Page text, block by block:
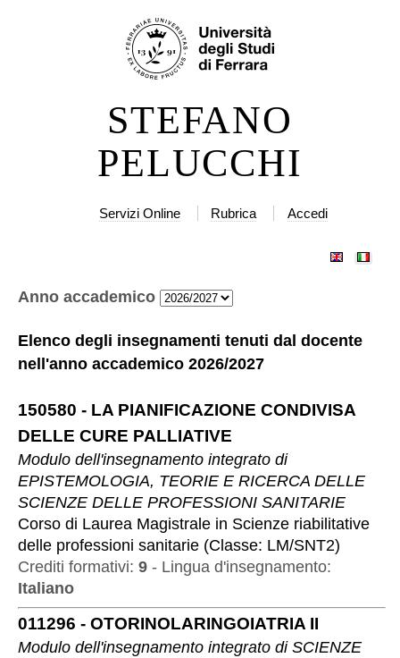
navigazione
STEFANO
PELUCCHI
Servizi Online Rubrica Accedi
Anno accademico
Elenco degli insegnamenti tenuti dal docente
nell'anno accademico 2026/2027
150580 - LA PIANIFICAZIONE CONDIVISA
DELLE CURE PALLIATIVE
Modulo dell'insegnamento integrato di
EPISTEMOLOGIA, TEORIE E RICERCA DELLE
SCIENZE DELLE PROFESSIONI SANITARIE
Corso di Laurea Magistralein Scienze riabilitative
delle professioni sanitarie(Classe: LM/SNT2)
Crediti formativi: 9- Lingua d'insegnamento:
Italiano
011296 - OTORINOLARINGOIATRIA II
Modulo dell'insegnamento integrato di SCIENZE